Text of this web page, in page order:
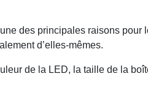
des principales raisons
d’elles-mêmes.
de la LED, la taille de la